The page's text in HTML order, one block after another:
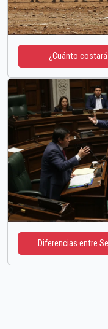
¿Cuánto
Diferencias entre